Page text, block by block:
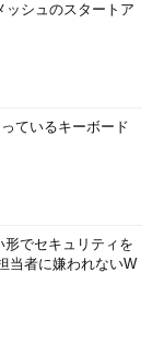
ト技術情報
"0x80070002" ま
XP で Windows
Web ペー
新を検索すると
ッシュのスタートア
ているキーボード
でセキュリティを
当者に嫌われないW